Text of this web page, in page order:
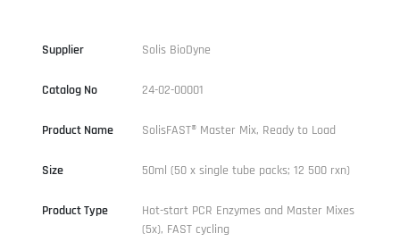
Supplier Solis BioDyne
Catalog No 24-02-00001
Product Name SolisFAST® Master Mix, Ready to Load
Size 50ml (50 x single tube packs; 12 500 rxn)
Product Type
Hot-start PCR Enzymes and Master Mixes
(5x), FAST cycling